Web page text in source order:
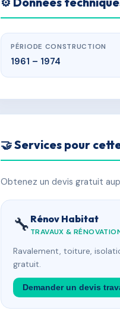
PÉRIODE CONSTRUCTION
1961 – 1974
🤝 Services pour
Obtenez un devis gratuit
🔧 Rénov Habitat
TRAVAUX &
Ravalement, toiture,
gratuit.
Demander un devis